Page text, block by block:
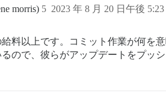
morris) 2023 年 8 月 20 日午後 5:23
5
料以上です。コミット作業が何を
ので、彼らがアップデートをプッ